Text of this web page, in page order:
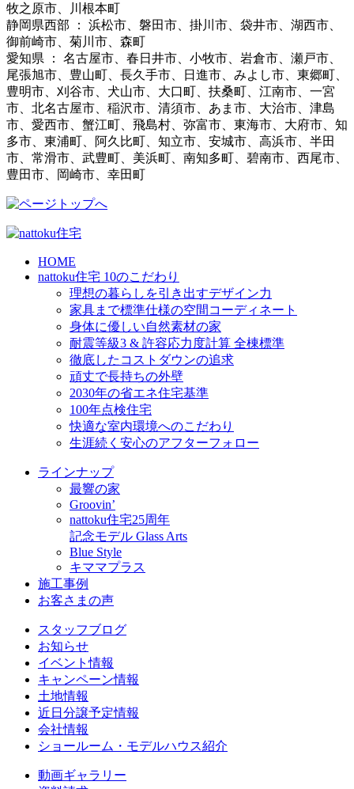
牧之原市、川根本町
静岡県西部 ： 浜松市、磐田市、掛川市、袋井市、湖西市、
御前崎市、菊川市、森町
愛知県 ： 名古屋市、春日井市、小牧市、岩倉市、瀬戸市、
尾張旭市、豊山町、長久手市、日進市、みよし市、東郷町、
豊明市、刈谷市、犬山市、大口町、扶桑町、江南市、一宮
市、北名古屋市、稲沢市、清須市、あま市、大治市、津島
市、愛西市、蟹江町、飛島村、弥富市、東海市、大府市、知
多市、東浦町、阿久比町、知立市、安城市、高浜市、半田
市、常滑市、武豊町、美浜町、南知多町、碧南市、西尾市、
豊田市、岡崎市、幸田町
HOME
nattoku住宅 10のこだわり
理想の暮らしを引き出すデザイン力
家具まで標準仕様の空間コーディネート
身体に優しい自然素材の家
耐震等級3 & 許容応力度計算 全棟標準
徹底したコストダウンの追求
頑丈で長持ちの外壁
2030年の省エネ住宅基準
100年点検住宅
快適な室内環境へのこだわり
生涯続く安心のアフターフォロー
ラインナップ
最響の家
Groovin’
nattoku住宅25周年
記念モデル Glass Arts
Blue Style
キママプラス
施工事例
お客さまの声
スタッフブログ
お知らせ
イベント情報
キャンペーン情報
土地情報
近日分譲予定情報
会社情報
ショールーム・モデルハウス紹介
動画ギャラリー